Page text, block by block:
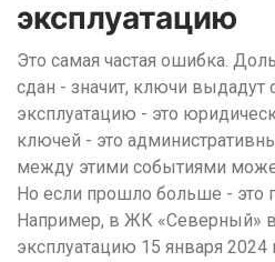
эксплуатацию
Это самая частая ошибка.
сдан - значит, ключи выдадут
эксплуатацию - это
ключей - это
между этими событиями
Но если прошло больше - это
Например, в ЖК «Северный»
эксплуатацию 15 января 2024